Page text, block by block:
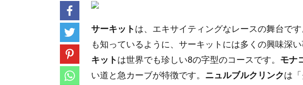
サーキットは、エキサイティングなレースの舞台です
も知っているように、サーキットには多くの興味深い
キットは世界でも珍しい8の字型のコースです。 モナ
い道と急カーブが特徴です。 ニュルブルクリンクは